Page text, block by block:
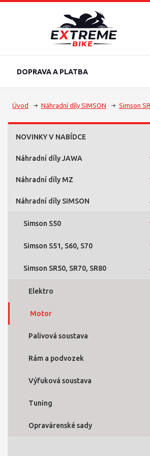
DOPRAVA A PLATBA
Úvod Náhradní díly SIMSON Simson
NOVINKY V NABÍDCE
Náhradní díly JAWA
Náhradní díly MZ
Náhradní díly SIMSON
Simson S50
Simson S51, S60, S70
Simson SR50, SR70, SR80
Elektro
Motor
Palivová soustava
Rám a podvozek
Výfuková soustava
Tuning
Opravárenské sady